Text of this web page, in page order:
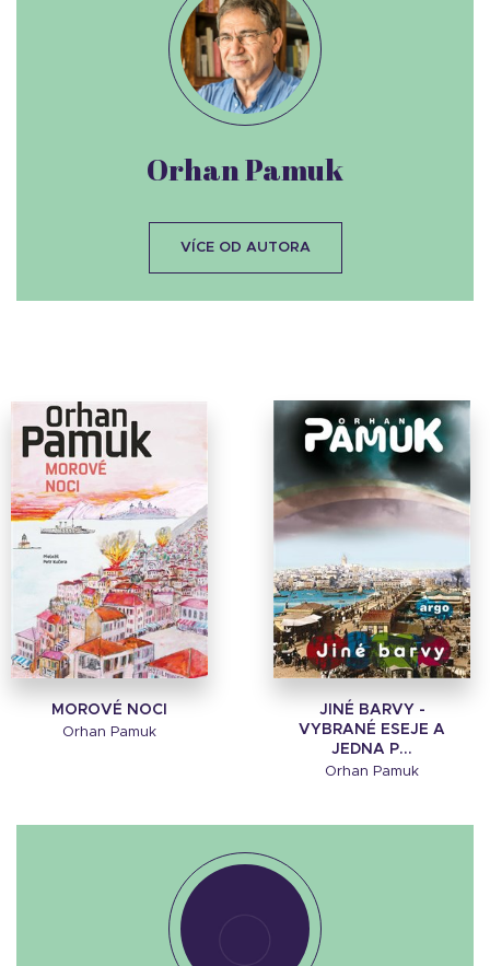
MOROVÉ NOCI
Orhan Pamuk
JINÉ BARVY -
VYBRANÉ ESEJE A
JEDNA P...
Orhan Pamuk
Orhan Pamuk
VÍCE OD AUTORA